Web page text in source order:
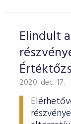
Elindult
2020. dec. 17.